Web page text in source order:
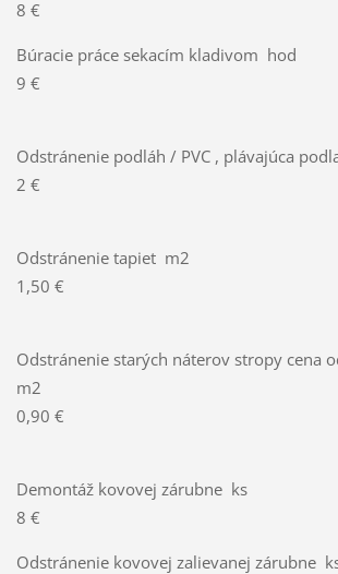
8 €
Búracie práce sekacím kladivom hod
9 €
Odstránenie podláh / PVC , plávajúca
2 €
Odstránenie tapiet m2
1,50 €
Odstránenie starých náterov stropy cena
m2
0,90 €
Demontáž kovovej zárubne ks
8 €
Odstránenie kovovej zalievanej zárubne